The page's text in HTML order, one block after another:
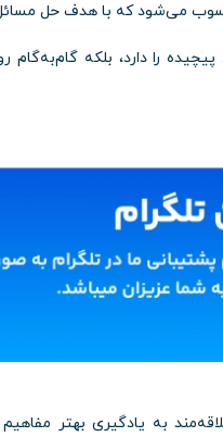
می‌شود که با هدف حل
را دارد، بلکه
به یادگیری بهتر